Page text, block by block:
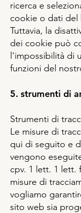
ricerca e
cookie o dati del
Tuttavia, la
dei cookie può
l'impossibilità di
funzioni del
5. strumenti di
Strumenti di
Le misure di
qui di seguito e
vengono
cpv. 1 lett. 1 lett.
misure di
vogliamo
sito web sia